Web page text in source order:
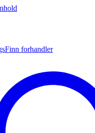
Finn forhandler